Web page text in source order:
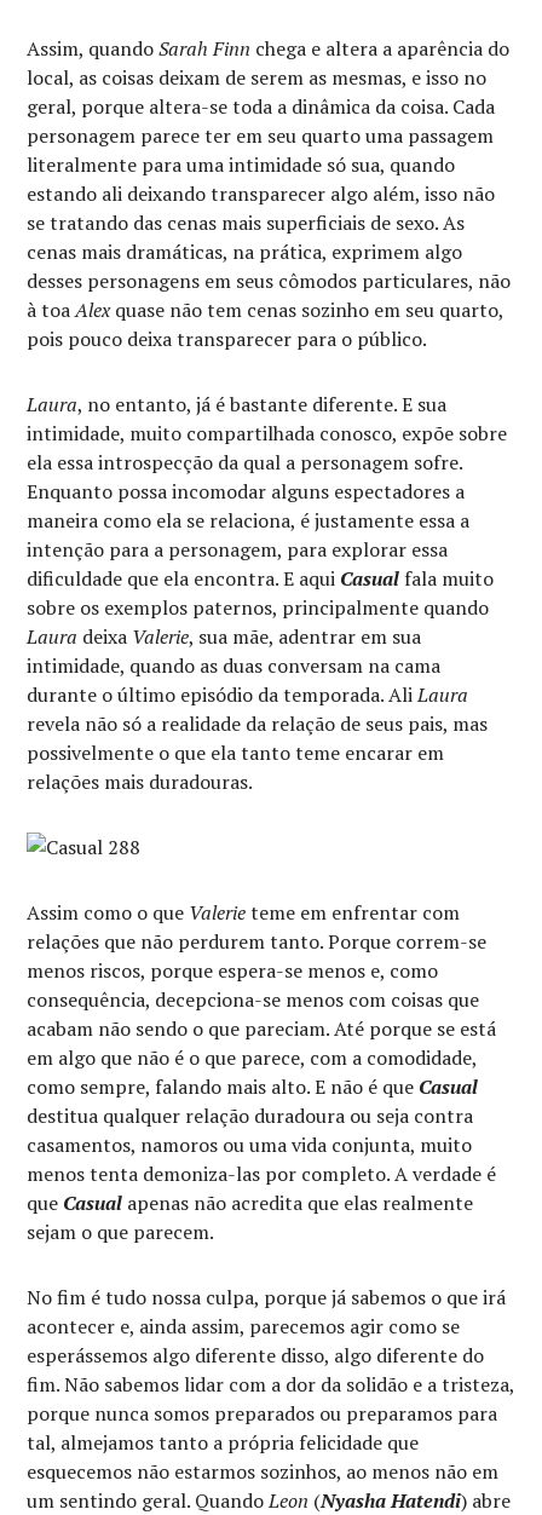
Assim, quandoSarah Finn chega e altera a aparência do
local, as coisas deixam de serem as mesmas, e isso no
geral, porque altera-se toda a dinâmica da coisa. Cada
personagem parece ter em seu quarto uma passagem
literalmente para uma intimidade só sua, quando
estando ali deixando transparecer algo além, isso não
se tratando das cenas mais superficiais de sexo. As
cenas mais dramáticas, na prática, exprimem algo
desses personagens em seus cômodos particulares, não
à toaAlexquase não tem cenas sozinho em seu quarto,
pois pouco deixa transparecer para o público.
Laura, no entanto, já é bastante diferente. E sua
intimidade, muito compartilhada conosco, expõe sobre
ela essa introspecção da qual a personagem sofre.
Enquanto possa incomodar alguns espectadores a
maneira como ela se relaciona, é justamente essa a
intenção para a personagem, para explorar essa
dificuldade que ela encontra. E aqui Casual fala muito
sobre os exemplos paternos, principalmente quando
Laura deixa Valerie, sua mãe, adentrar em sua
intimidade, quando as duas conversam na cama
durante o último episódio da temporada. AliLaura
revela não só a realidade da relação de seus pais, mas
possivelmente o que ela tanto teme encarar em
relações mais duradouras.
Assim como o que Valerieteme em enfrentar com
relações que não perdurem tanto. Porque correm-se
menos riscos, porque espera-se menos e, como
consequência, decepciona-se menos com coisas que
acabam não sendo o que pareciam. Até porque se está
em algo que não é o que parece, com a comodidade,
como sempre, falando mais alto. E não é que Casual
destitua qualquer relação duradoura ou seja contra
casamentos, namoros ou uma vida conjunta, muito
menos tenta demoniza-las por completo. A verdade é
que Casual apenas não acredita que elas realmente
sejam o que parecem.
No fim é tudo nossa culpa, porque já sabemos o que irá
acontecer e, ainda assim, parecemos agir como se
esperássemos algo diferente disso, algo diferente do
fim. Não sabemos lidar com a dor da solidão e a tristeza,
porque nunca somos preparados ou preparamos para
tal, almejamos tanto a própria felicidade que
esquecemos não estarmos sozinhos, ao menos não em
um sentindo geral. QuandoLeon (Nyasha Hatendi) abre